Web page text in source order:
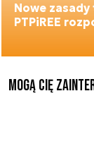
Nowe
PTPiREE
Mogą Cię